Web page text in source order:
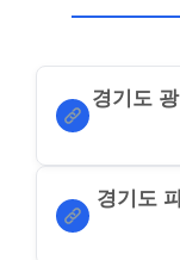
경기도
경기도